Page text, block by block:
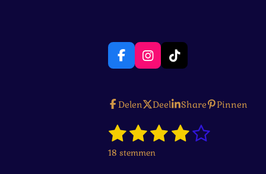
F
a
b
o
k
I
n
a
r
m
T
i
o
Delen Deel Share Pinnen
R
a
t
1
s
2
s
3
s
4 5
S
18 stemmen